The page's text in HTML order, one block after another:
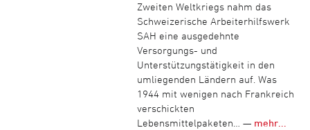
Zweiten Weltkriegs nahm das
Schweizerische Arbeiterhilfswerk
SAH eine ausgedehnte
Versorgungs- und
Unterstützungstätigkeit in den
umliegenden Ländern auf. Was
1944 mit wenigen nach Frankreich
verschickten
Lebensmittelpaketen… — mehr...